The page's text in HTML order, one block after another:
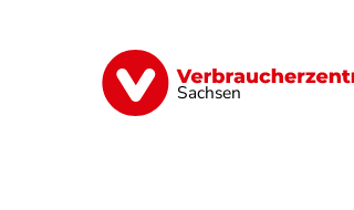
Sachsen
Vorsorge Verträge